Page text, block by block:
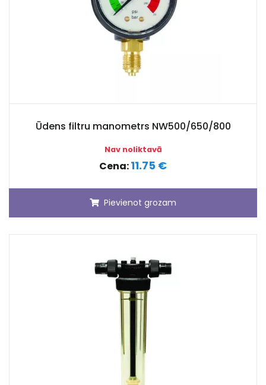
Ūdens filtru manometrs NW500/650/800
Nav noliktavā
Cena:11.75 €
Pievienot grozam